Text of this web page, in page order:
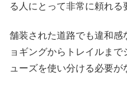
る人にとって非常に頼れる
舗装された道路でも違和感
ョギングからトレイルま
ューズを使い分ける必要が